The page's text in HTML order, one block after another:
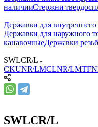
наличииСтержни
—
Державки для внутреннего
Державки для наружного
канавочныеДержавки
—
SWLCR/L
CKUNR/LMCLNR/L
SWLCR/L